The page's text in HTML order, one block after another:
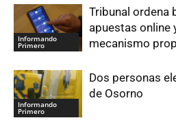
Informando
Primero
Tribunal ordena
apuestas online
mecanismo
Informando
Primero
Dos personas
de Osorno